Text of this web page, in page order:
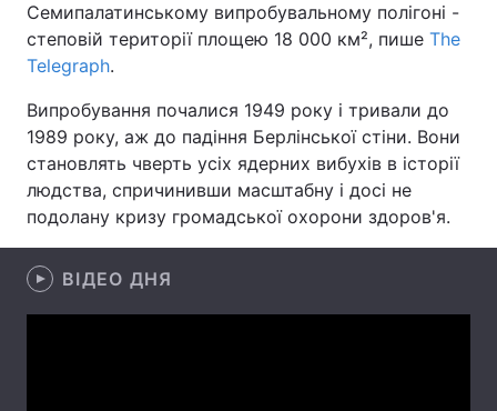
Лонгріди
Відео з Youtube Статті
Інтерв'ю Думки
Архів Вакансії
Контакти
Послуги
Семипалатинському випробувальному полігоні -
степовій території площею 18 000 км², пише The
Telegraph.
Випробування почалися 1949 року і тривали до
1989 року, аж до падіння Берлінської стіни. Вони
становлять чверть усіх ядерних вибухів в історії
людства, спричинивши масштабну і досі не
подолану кризу громадської охорони здоров'я.
ВІДЕО ДНЯ